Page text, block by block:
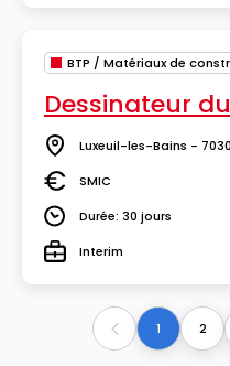
Dessinateur
Lieu Luxeuil-les-Bains -
Salaire
SMIC
DuréeDurée: 30 jours
TypeInterim
Previous1 2